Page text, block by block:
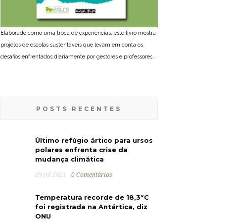
Elaborado como uma troca de experiências, este livro mostra
projetos de escolas sustentáveis que levam em conta os
desafios enfrentados diariamente por gestores e professores.
POSTS RECENTES
Último refúgio ártico para ursos
polares enfrenta crise da
mudança climática
19 jul 2021 0 Comentários
Temperatura recorde de 18,3ºC
foi registrada na Antártica, diz
ONU